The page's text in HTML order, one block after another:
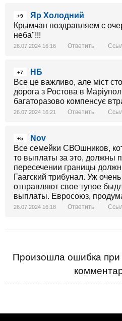
+9
Яр Холодний
Крымчан поздравляем с
неба"!!!
26.07.2024 16:16 Ответить
+7
НБ
Все це важливо, але міст
дорога з Ростова в
багаторазово компенсує
26.07.2024 16:21 Ответить
+5
Nov
Все семейки СВОшников,
то выплаты за это, должны
пересечении границы
Гаагский трибунал. Уж
отправляют свое тупое
выплаты. Евросоюз,
26.07.2024 16:18 Ответить
Произошла ошибка при